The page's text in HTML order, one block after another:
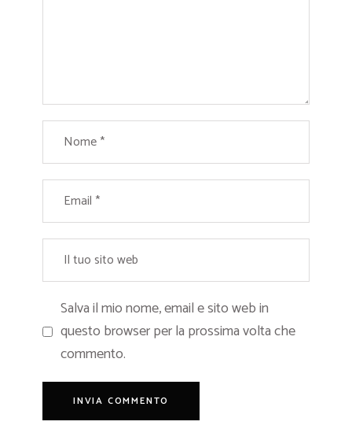
Salva il mio nome, email e sito web in
questo browser per la prossima volta che
commento.